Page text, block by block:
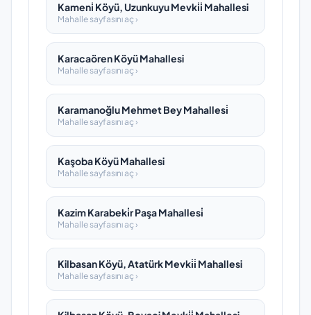
Kameni̇ Köyü, Uzunkuyu Mevki̇i̇ Mahallesi
Mahalle sayfasını aç ›
Karacaören Köyü Mahallesi
Mahalle sayfasını aç ›
Karamanoğlu Mehmet Bey Mahallesi̇
Mahalle sayfasını aç ›
Kaşoba Köyü Mahallesi
Mahalle sayfasını aç ›
Kazim Karabeki̇r Paşa Mahallesi̇
Mahalle sayfasını aç ›
Kilbasan Köyü, Atatürk Mevki̇i̇ Mahallesi
Mahalle sayfasını aç ›